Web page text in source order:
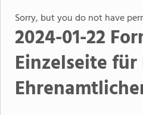
Sorry, but you do not have
2024-01-22
Einzelseite